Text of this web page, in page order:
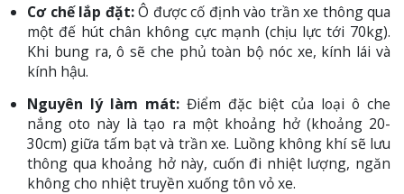
Cơ chế lắp đặt:Ô được cố định vào trần xe thông qua
một đế hút chân không cực mạnh (chịu lực tới 70kg).
Khi bung ra, ô sẽ che phủ toàn bộ nóc xe, kính lái và
kính hậu.
Nguyên lý làm mát:Điểm đặc biệt của loại ô che
nắng oto này là tạo ra một khoảng hở (khoảng 20-
30cm) giữa tấm bạt và trần xe. Luồng không khí sẽ lưu
thông qua khoảng hở này, cuốn đi nhiệt lượng, ngăn
không cho nhiệt truyền xuống tôn vỏ xe.